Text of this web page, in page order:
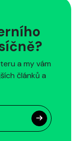
a my vám
článků a